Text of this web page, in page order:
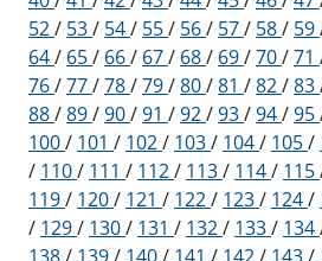
52/ 53/ 54/ 55/ 56/ 57/ 58/ 59
64/ 65/ 66/ 67/ 68/ 69/70/71
76/77/78/79/80/81 /82/83
88/89/90/91 /92/93/94/95
100/ 101 / 102/ 103/ 104/ 105/
/ 110/ 111 / 112/ 113/ 114/ 115
119/ 120/ 121 / 122/ 123/ 124/
/ 129/ 130/ 131 / 132/ 133/ 134